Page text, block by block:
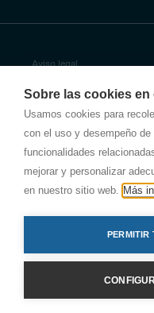
Sobre las cookies en
Usamos cookies para
con el uso y desempeño
funcionalidades
mejorar y personalizar
en nuestro sitio web. Más
PERMITIR
Aviso legal
Política de privacidad
Política de privacidad de
Política de empresa